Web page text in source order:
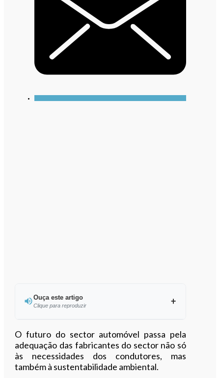
Ouça este artigo
Clique para reproduzir
Ouvir este artigo
O futuro do sector automóvel passa pela
adequação das fabricantes do sector não só
às necessidades dos condutores, mas
também à sustentabilidade ambiental.